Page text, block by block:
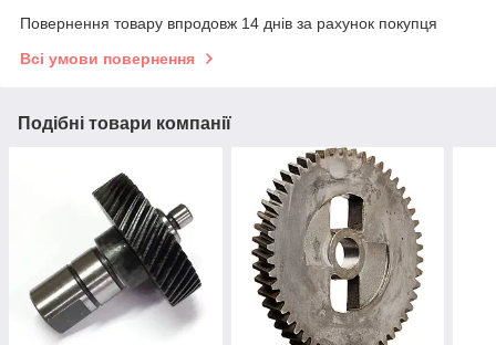
Повернення товару впродовж 14 днів за рахунок покупця
Всі умови повернення
Подібні товари компанії